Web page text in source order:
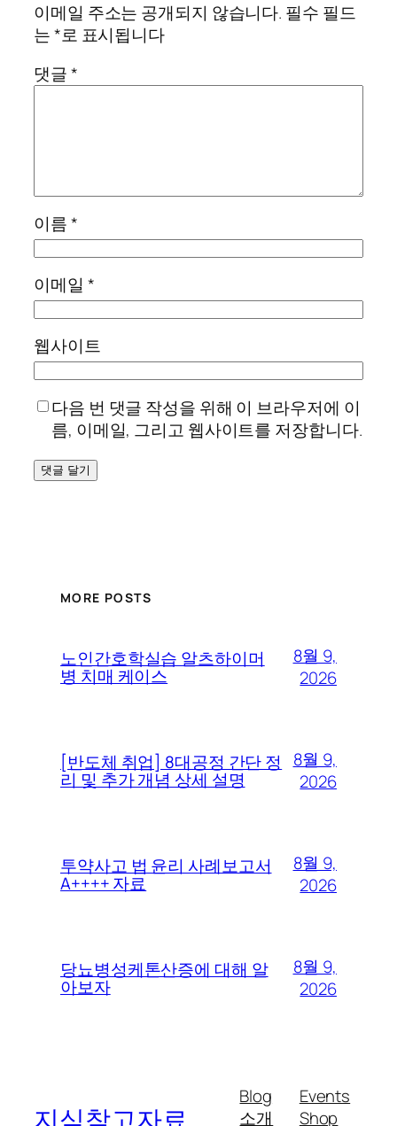
이메일 주소는 공개되지 않습니다. 필수 필드
는*로 표시됩니다
댓글*
이름*
이메일 *
웹사이트
다음 번 댓글 작성을 위해 이 브라우저에 이
름, 이메일, 그리고 웹사이트를 저장합니다.
MORE POSTS
노인간호학실습 알츠하이머
병 치매 케이스
8월 9,
2026
[반도체 취업] 8대공정 간단 정
리 및 추가 개념 상세 설명
8월 9,
2026
투약사고 법 윤리 사례보고서
A++++ 자료
8월 9,
2026
당뇨병성케톤산증에 대해 알
아보자
8월 9,
2026
Blog
소개
Events
Shop